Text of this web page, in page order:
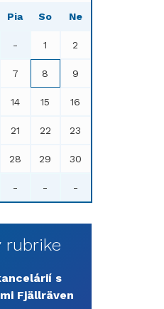
Pia So Ne
- 1 2
7 8 9
14 15 16
21 22 23
28 29 30
- - -
rubrike
s
Fjällräven